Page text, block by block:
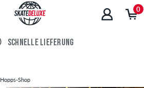
0
SCHNELLE LIEFERUNG
Hopps-Shop